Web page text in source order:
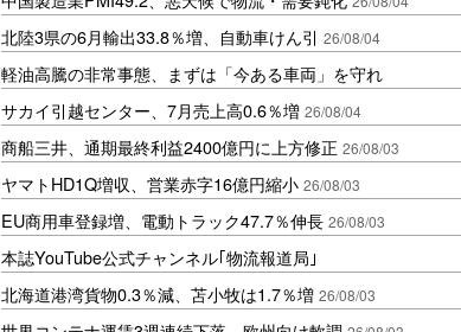
北陸3県の6月輸出33.8％増、自動車けん引 26/08/04
軽油高騰の非常事態、まずは「今ある車両」を守れ
サカイ引越センター、7月売上高0.6％増 26/08/04
商船三井、通期最終利益2400億円に上方修正 26/08/03
ヤマトHD1Q増収、営業赤字16億円縮小 26/08/03
EU商用車登録増、電動トラック47.7％伸長 26/08/03
本誌YouTube公式チャンネル｢物流報道局｣
北海道港湾貨物0.3％減、苫小牧は1.7％増 26/08/03